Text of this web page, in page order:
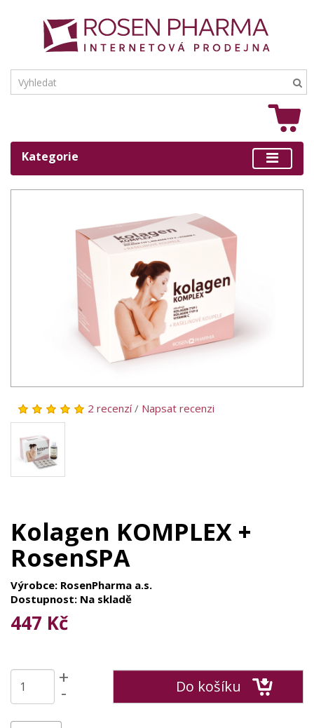
Kategorie
2 recenzí/ Napsat recenzi
Kolagen KOMPLEX +
RosenSPA
Výrobce: RosenPharma a.s.
Dostupnost: Na skladě
447 Kč
+
- Do košíku